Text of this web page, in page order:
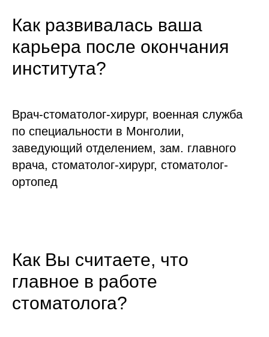
Как развивалась ваша
карьера после окончания
института?
Врач-стоматолог-хирург, военная служба
по специальности в Монголии,
заведующий отделением, зам. главного
врача, стоматолог-хирург, стоматолог-
ортопед
Как Вы считаете, что
главное в работе
стоматолога?